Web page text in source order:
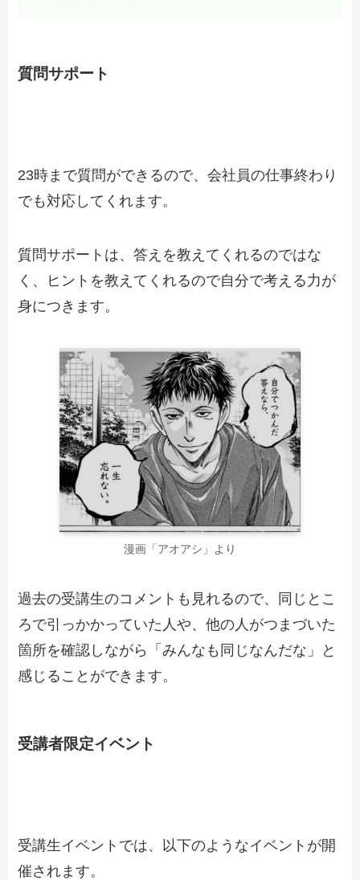
質問サポート
23時まで質問ができるので、会社員の仕事終わり
でも対応してくれます。
質問サポートは、答えを教えてくれるのではな
く、ヒントを教えてくれるので自分で考える力が
身につきます。
漫画「アオアシ」より
過去の受講生のコメントも見れるので、同じとこ
ろで引っかかっていた人や、他の人がつまづいた
箇所を確認しながら「みんなも同じなんだな」と
感じることができます。
受講者限定イベント
受講生イベントでは、以下のようなイベントが開
催されます。